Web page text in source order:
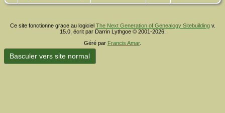
Ce site fonctionne grace au logiciel The Next Generation of Genealogy Sitebuildingv.
15.0, écrit par Darrin Lythgoe © 2001-2026.
Géré par Francis Amar.
Basculer vers site normal